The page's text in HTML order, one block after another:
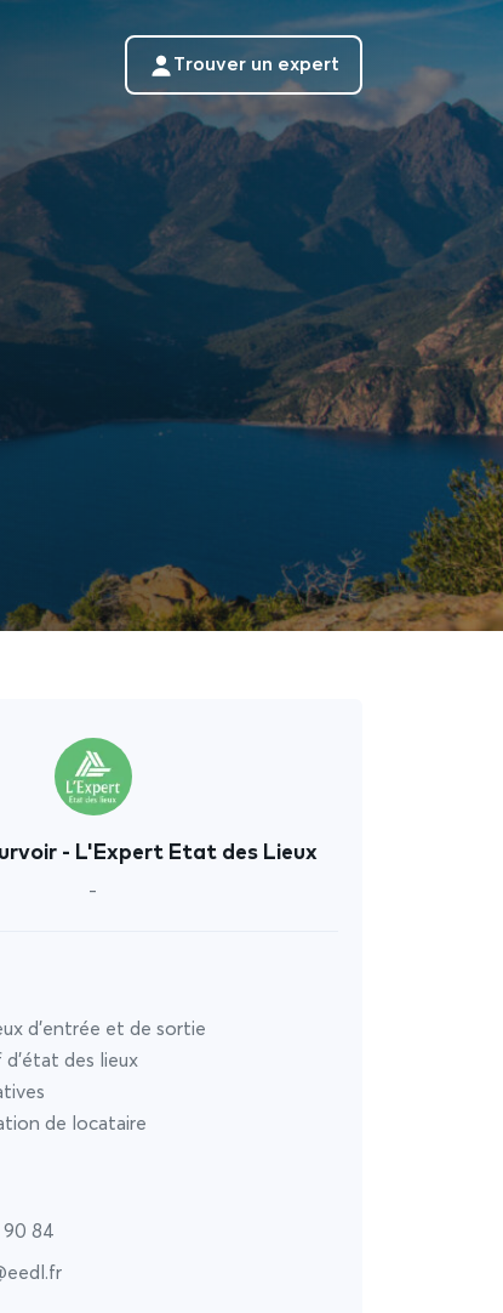
Trouver un expert
- L'Expert Etat des Lieux
-
d’entrée et de sortie
des lieux
de locataire
84